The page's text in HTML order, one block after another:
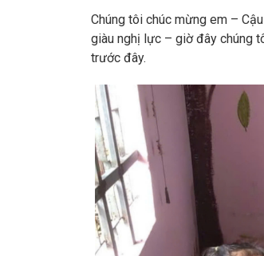
Chúng tôi chúc mừng em –
giàu nghị lực – giờ đây chúng
trước đây.